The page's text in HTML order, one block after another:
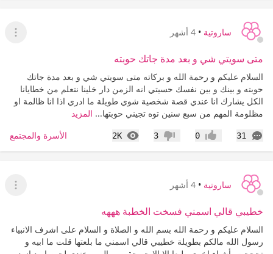
ساروتية • 4 أشهر
عرض
متى سويتي شي و بعد مدة جاتك حوبته
السلام عليكم و رحمة الله و بركاته متى سويتي شي و بعد مدة جاتك
حوبته و بينك و بين نفسك حسيتي انه الزمن دار خلينا نتعلم من خطايانا
الكل يشارك انا عندي قصة شخصية شوي طويلة ما ادري اذا انا ظالمة او
مظلومة المهم من سبع سنين توه تجيني حوبتها... المزيد
31
التعليقات إعجاب0 عدم إعجاب
3
2K
المشاهدات الأسرة والمجتمع
ساروتية • 4 أشهر
عرض
خطيبي قالي اسمني فسخت الخطبة هههه
السلام عليكم و رحمة الله بسم الله و الصلاة و السلام على اشرف الانبياء
رسول الله مالكم بطويلة خطيبي قالي اسمني ما بلعتها قلت ما ابيه و